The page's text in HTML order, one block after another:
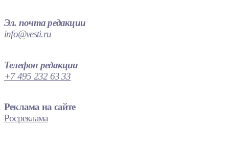
Эл. почта редакции
info@vesti.ru
Телефон редакции
+7 495 232 63 33
Реклама на сайте
Росреклама